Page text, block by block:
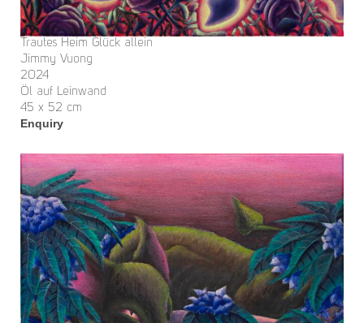
Trautes Heim Glück allein
Jimmy Vuong
2024
Öl auf Leinwand
45 x 52 cm
Enquiry